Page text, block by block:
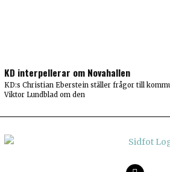
KD interpellerar om Novahallen
KD:s Christian Eberstein ställer frågor till
Viktor Lundblad om den